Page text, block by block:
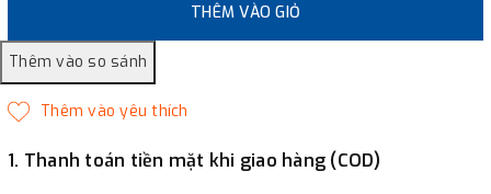
THÊM VÀO GIỎ
1. Thanh toán tiền mặt khi giao hàng (COD)